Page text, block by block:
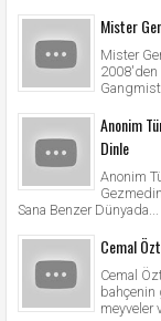
Mister
Mister
2008'den
Anonim
Dinle
Anonim
Sana Benzer Dünyada...
Cemal
Cemal
bahçenin
meyveler